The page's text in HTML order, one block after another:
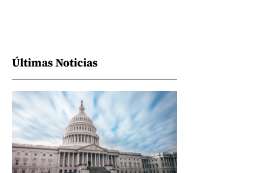
Últimas Noticias